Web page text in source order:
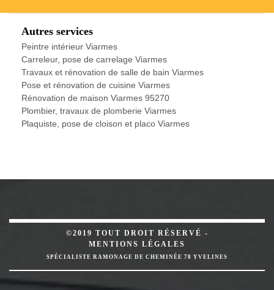
Autres services
Peintre intérieur Viarmes
Carreleur, pose de carrelage Viarmes
Travaux et rénovation de salle de bain Viarmes
Pose et rénovation de cuisine Viarmes
Rénovation de maison Viarmes 95270
Plombier, travaux de plomberie Viarmes
Plaquiste, pose de cloison et placo Viarmes
©2019 TOUT DROIT RÉSERVÉ -
MENTIONS LÉGALES
SPÉCIALISTE RAMONAGE DE CHEMINÉE 78 YVELINES